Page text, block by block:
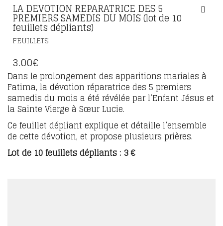
LA DEVOTION REPARATRICE DES 5
PREMIERS SAMEDIS DU MOIS (lot de 10
feuillets dépliants)
FEUILLETS
3.00€
Dans le prolongement des apparitions mariales à
Fatima, la dévotion réparatrice des 5 premiers
samedis du mois a été révélée par l’Enfant Jésus et
la Sainte Vierge à Sœur Lucie.
Ce feuillet dépliant explique et détaille l’ensemble
de cette dévotion, et propose plusieurs prières.
Lot de 10 feuillets dépliants : 3 €